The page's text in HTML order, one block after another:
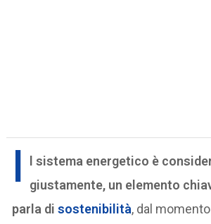
I
l sistema energetico è
giustamente, un elemento
parla disostenibilità, dal